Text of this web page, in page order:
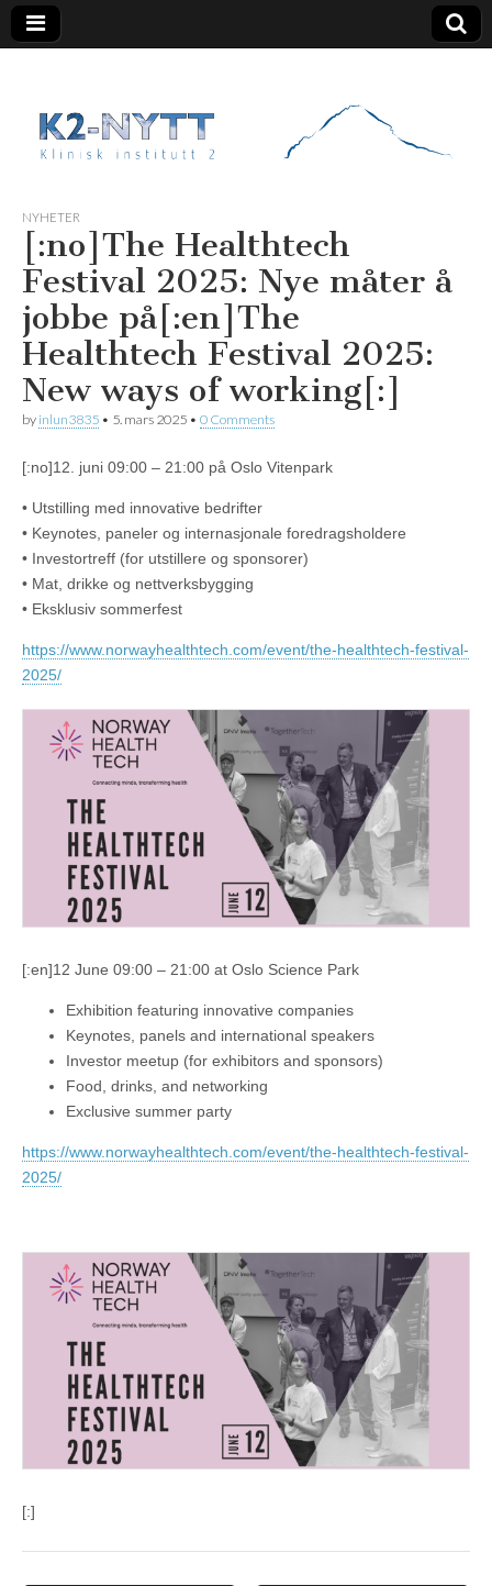
K2 Nytt
NYHETER
[:no]The Healthtech
Festival 2025: Nye måter å
jobbe på[:en]The
Healthtech Festival 2025:
New ways of working[:]
by inlun3835 • 5. mars 2025 • 0 Comments
[:no]12. juni 09:00 – 21:00 på Oslo Vitenpark
• Utstilling med innovative bedrifter
• Keynotes, paneler og internasjonale foredragsholdere
• Investortreff (for utstillere og sponsorer)
• Mat, drikke og nettverksbygging
• Eksklusiv sommerfest
https://www.norwayhealthtech.com/event/the-healthtech-festival-
2025/
[:en]12 June 09:00 – 21:00 at Oslo Science Park
Exhibition featuring innovative companies
Keynotes, panels and international speakers
Investor meetup (for exhibitors and sponsors)
Food, drinks, and networking
Exclusive summer party
https://www.norwayhealthtech.com/event/the-healthtech-festival-
2025/
[:]